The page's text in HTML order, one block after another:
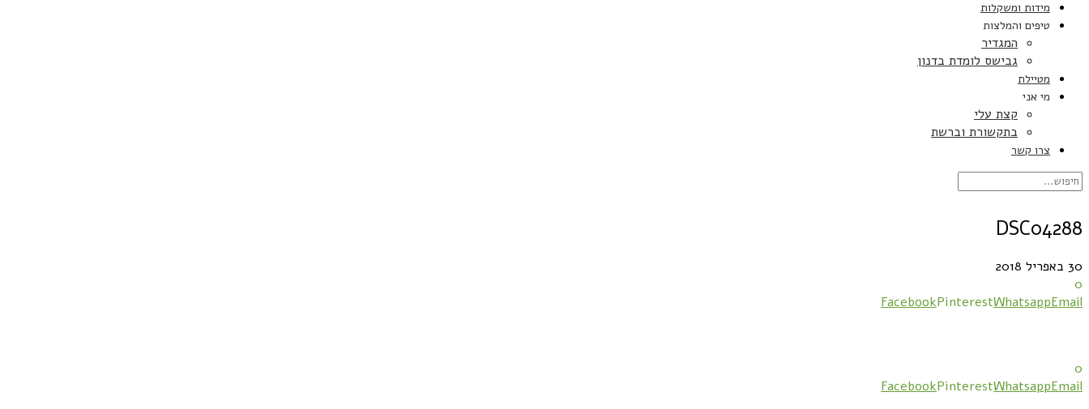
מידות ומשקלות
טיפים והמלצות
המגדיר
גבישס לומדת בדנון
מטיילת
מי אני
קצת עלי
בתקשורת וברשת
צרו קשר
DSC04288
30 באפריל 2018
0
FacebookPinterestWhatsappEmail
0
FacebookPinterestWhatsappEmail